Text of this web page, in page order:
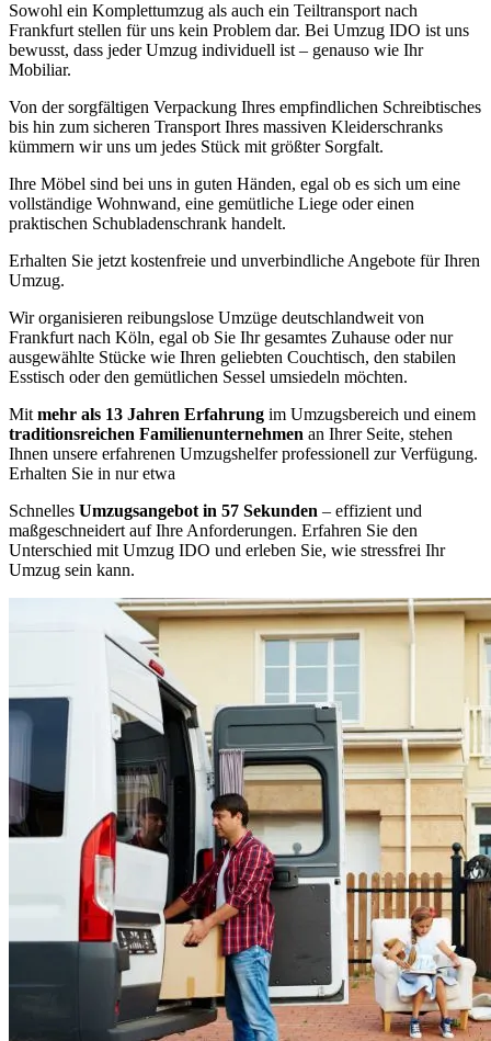
Sowohl ein Komplettumzug als auch ein Teiltransport nach
Frankfurt stellen für uns kein Problem dar. Bei Umzug IDO ist uns
bewusst, dass jeder Umzug individuell ist – genauso wie Ihr
Mobiliar.
Von der sorgfältigen Verpackung Ihres empfindlichen Schreibtisches
bis hin zum sicheren Transport Ihres massiven Kleiderschranks
kümmern wir uns um jedes Stück mit größter Sorgfalt.
Ihre Möbel sind bei uns in guten Händen, egal ob es sich um eine
vollständige Wohnwand, eine gemütliche Liege oder einen
praktischen Schubladenschrank handelt.
Erhalten Sie jetzt kostenfreie und unverbindliche Angebote für Ihren
Umzug.
Wir organisieren reibungslose Umzüge deutschlandweit von
Frankfurt nach Köln, egal ob Sie Ihr gesamtes Zuhause oder nur
ausgewählte Stücke wie Ihren geliebten Couchtisch, den stabilen
Esstisch oder den gemütlichen Sessel umsiedeln möchten.
Mit mehr als 13 Jahren Erfahrung im Umzugsbereich und einem
traditionsreichen Familienunternehmen an Ihrer Seite, stehen
Ihnen unsere erfahrenen Umzugshelfer professionell zur Verfügung.
Erhalten Sie in nur etwa
Schnelles Umzugsangebot in 57 Sekunden – effizient und
maßgeschneidert auf Ihre Anforderungen. Erfahren Sie den
Unterschied mit Umzug IDO und erleben Sie, wie stressfrei Ihr
Umzug sein kann.